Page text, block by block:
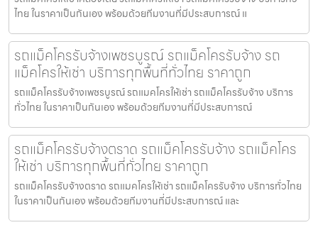
ไทย ในราคาเป็นกันเอง พร้อมด้วยทีมงานที่มีประสบการณ์ แ
รถแม็คโครรับจ้างเพชรบูรณ์ รถแม็คโครรับจ้าง รถ
แม็คโครให้เช่า บริการทุกพื้นที่ทั่วไทย ราคาถูก
รถแม็คโครรับจ้างเพชรบูรณ์ รถแมคโครให้เช่า รถแม็คโครรับจ้าง บริการ
ทั่วไทย ในราคาเป็นกันเอง พร้อมด้วยทีมงานที่มีประสบการณ์
รถแม็คโครรับจ้างตราด รถแม็คโครรับจ้าง รถแม็คโคร
ให้เช่า บริการทุกพื้นที่ทั่วไทย ราคาถูก
รถแม็คโครรับจ้างตราด รถแมคโครให้เช่า รถแม็คโครรับจ้าง บริการทั่วไทย
ในราคาเป็นกันเอง พร้อมด้วยทีมงานที่มีประสบการณ์ และ